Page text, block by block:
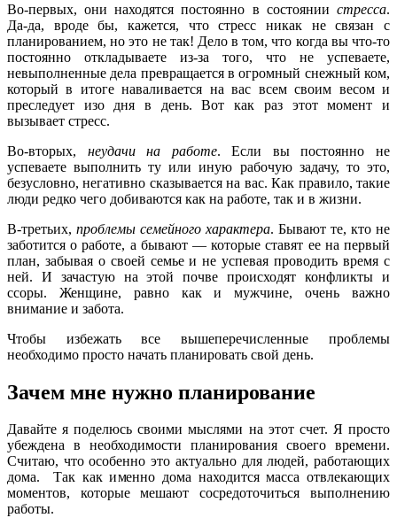
Во-первых, они находятся постоянно в состоянии стресса.
Да-да, вроде бы, кажется, что стресс никак не связан с
планированием, но это не так! Дело в том, что когда вы что-то
постоянно откладываете из-за того, что не успеваете,
невыполненные дела превращается в огромный снежный ком,
который в итоге наваливается на вас всем своим весом и
преследует изо дня в день. Вот как раз этот момент и
вызывает стресс.
Во-вторых, неудачи на работе. Если вы постоянно не
успеваете выполнить ту или иную рабочую задачу, то это,
безусловно, негативно сказывается на вас. Как правило, такие
люди редко чего добиваются как на работе, так и в жизни.
В-третьих, проблемы семейного характера. Бывают те, кто не
заботится о работе, а бывают — которые ставят ее на первый
план, забывая о своей семье и не успевая проводить время с
ней. И зачастую на этой почве происходят конфликты и
ссоры. Женщине, равно как и мужчине, очень важно
внимание и забота.
Чтобы избежать все вышеперечисленные проблемы
необходимо просто начать планировать свой день.
Зачем мне нужно планирование
Давайте я поделюсь своими мыслями на этот счет. Я просто
убеждена в необходимости планирования своего времени.
Считаю, что особенно это актуально для людей, работающих
дома. Так как именно дома находится масса отвлекающих
моментов, которые мешают сосредоточиться выполнению
работы.